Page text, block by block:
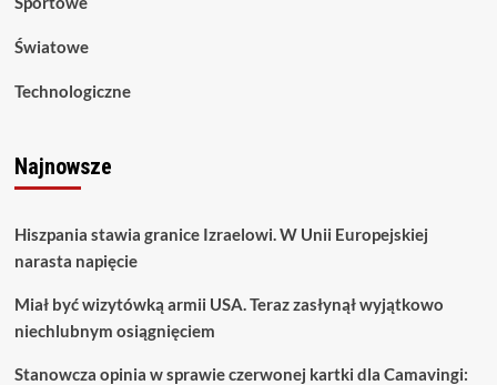
Światowe
Technologiczne
Najnowsze
Hiszpania stawia granice Izraelowi. W Unii Europejskiej
narasta napięcie
Miał być wizytówką armii USA. Teraz zasłynął wyjątkowo
niechlubnym osiągnięciem
Stanowcza opinia w sprawie czerwonej kartki dla Camavingi: